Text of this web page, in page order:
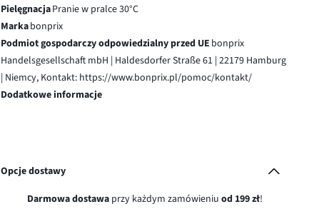
PielęgnacjaPranie w pralce 30°C
Markabonprix
Podmiot gospodarczy odpowiedzialny przed UE bonprix
Handelsgesellschaft mbH | Haldesdorfer Straße 61 | 22179 Hamburg
| Niemcy, Kontakt: https://www.bonprix.pl/pomoc/kontakt/
Dodatkowe informacje
Opcje dostawy
Darmowa dostawaprzy każdym zamówieniu od 199 zł!